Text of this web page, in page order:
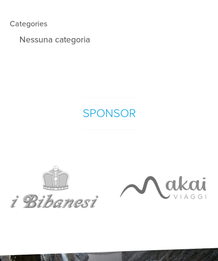
Categories
Nessuna categoria
SPONSOR